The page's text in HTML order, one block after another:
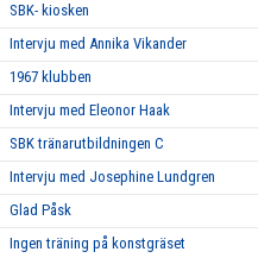
SBK- kiosken
Intervju med Annika Vikander
1967 klubben
Intervju med Eleonor Haak
SBK tränarutbildningen C
Intervju med Josephine Lundgren
Glad Påsk
Ingen träning på konstgräset